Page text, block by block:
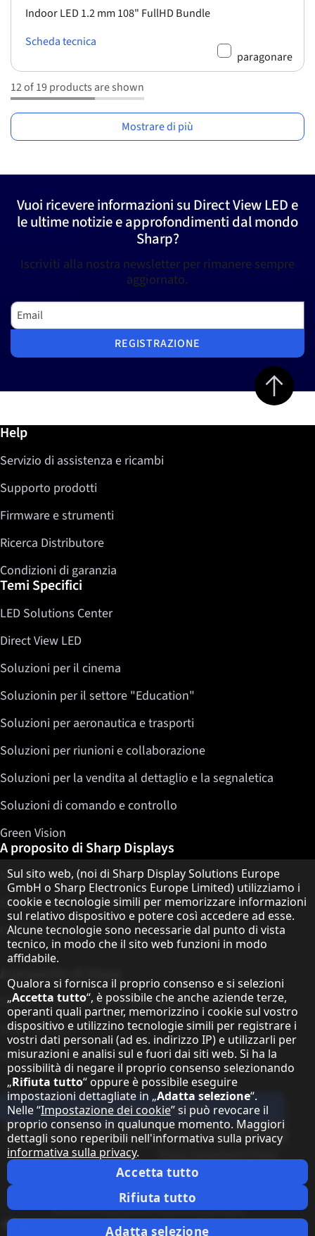
Indoor LED 1.2 mm 108" FullHD Bundle
Scheda tecnica
paragonare
12 of 19 products are shown
Mostrare di più
Vuoi ricevere informazioni su Direct View LED e
le ultime notizie e approfondimenti dal mondo
Sharp?
Iscriviti alla nostra newsletter per rimanere sempre
aggiornato.
Email
REGISTRAZIONE
Jump to
Ulteriori informazioni / Help
Help
Servizio di assistenza e ricambi
Supporto prodotti
Firmware e strumenti
Ricerca Distributore
Condizioni di garanzia
Temi Specifici
LED Solutions Center
Direct View LED
Soluzioni per il cinema
Soluzionin per il settore "Education"
Soluzioni per aeronautica e trasporti
Soluzioni per riunioni e collaborazione
Soluzioni per la vendita al dettaglio e la segnaletica
Soluzioni di comando e controllo
Green Vision
A proposito di Sharp Displays
Sharp Display Solutions
Sharp Global Customer Program
Contatto
A proposito di Sharp
Sharp Europe (Sharp for Business)
Sharp Printers
Sharp IT Services
Iscriviti alla newsletter
Our partner programmes
Our social media profiles
Sharp X feed
Sharp YouTube channel
Sharp LinkedIn profile
Sharp Facebook page
Informazione giuridica
Informativa sulla PrivacyImpostazione dei cookie
TerminiPrivacyInformazione giuridica
Informativa sulla protezione dei dati
Sul sito web, (noi di Sharp Display Solutions Europe
GmbH o Sharp Electronics Europe Limited) utilizziamo i
cookie e tecnologie simili per memorizzare informazioni
sul relativo dispositivo e potere così accedere ad esse.
Alcune tecnologie sono necessarie dal punto di vista
tecnico, in modo che il sito web funzioni in modo
affidabile.
Qualora si fornisca il proprio consenso e si selezioni
„Accetta tutto“, è possibile che anche aziende terze,
operanti quali partner, memorizzino i cookie sul vostro
dispositivo e utilizzino tecnologie simili per registrare i
vostri dati personali (ad es. indirizzo IP) e utilizzarli per
misurazioni e analisi sul e fuori dai siti web. Si ha la
possibilità di negare il proprio consenso selezionando
„Rifiuta tutto“ oppure è possibile eseguire
impostazioni dettagliate in „Adatta selezione“.
Nelle “Impostazione dei cookie” si può revocare il
proprio consenso in qualunque momento. Maggiori
dettagli sono reperibili nell'informativa sulla privacy
informativa sulla privacy.
Accetta tutto
Rifiuta tutto
Adatta selezione